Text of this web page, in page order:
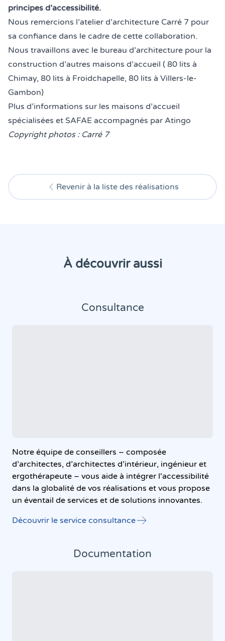
principes d’accessibilité.
Nous remercions l’atelier d’architecture Carré 7 pour
sa confiance dans le cadre de cette collaboration.
Nous travaillons avec le bureau d’architecture pour la
construction d’autres maisons d’accueil ( 80 lits à
Chimay, 80 lits à Froidchapelle, 80 lits à Villers-le-
Gambon)
Plus d’informations sur les maisons d’accueil
spécialisées et SAFAE accompagnés par Atingo
Copyright photos : Carré 7
Revenir à la liste des réalisations
À découvrir aussi
Consultance
Notre équipe de conseillers – composée
d’architectes, d’architectes d’intérieur, ingénieur et
ergothérapeute – vous aide à intégrer l'accessibilité
dans la globalité de vos réalisations et vous propose
un éventail de services et de solutions innovantes.
Découvrir le service consultance
Documentation